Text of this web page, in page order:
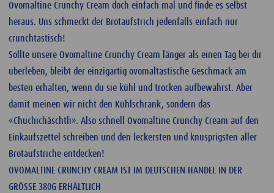
Ovomaltine Crunchy Cream doch einfach mal und finde es selbst
heraus. Uns schmeckt der Brotaufstrich jedenfalls einfach nur
crunchtastisch!
Sollte unsere Ovomaltine Crunchy Cream länger als einen Tag bei dir
überleben, bleibt der einzigartig ovomaltastische Geschmack am
besten erhalten, wenn du sie kühl und trocken aufbewahrst. Aber
damit meinen wir nicht den Kühlschrank, sondern das
«Chuchichäschtli». Also schnell Ovomaltine Crunchy Cream auf den
Einkaufszettel schreiben und den leckersten und knusprigsten aller
Brotaufstriche entdecken!
OVOMALTINE CRUNCHY CREAM IST IM DEUTSCHEN HANDEL IN DER
GRÖSSE 380G ERHÄLTLICH